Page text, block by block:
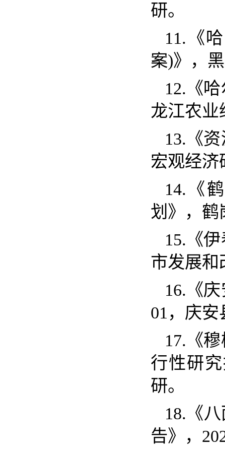
研。
11. 《
案)》，
12. 《
龙江农
13. 《
宏观经
14. 《
划》，
15. 《
市发展
16. 《
01 ，庆
17. 《
行性研
研。
18. 《
告》，